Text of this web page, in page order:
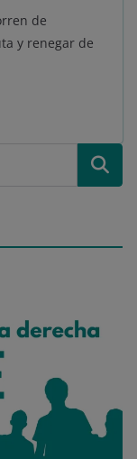
de
y renegar de